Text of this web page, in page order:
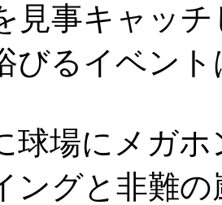
見事キャッ
びるイベン
球場にメガ
ングと非難